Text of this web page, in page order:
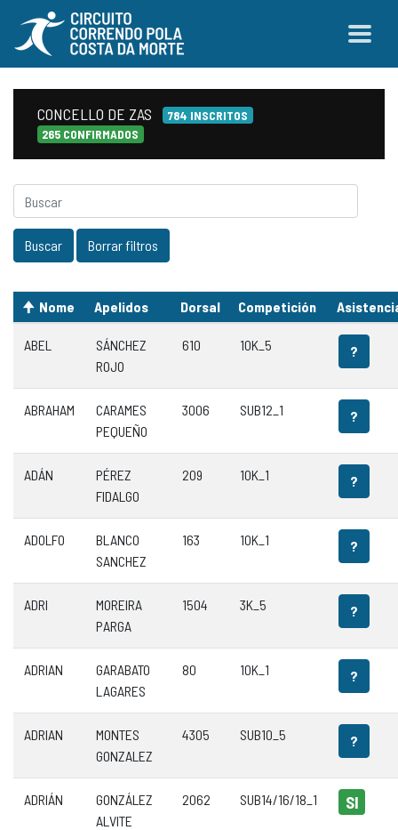
CONCELLO DE ZAS
784 INSCRITOS
265 CONFIRMADOS
Nome Apelidos Dorsal Competición
ABEL
SÁNCHEZ
ROJO
610 10K_5 ?
ABRAHAM
CARAMES
PEQUEÑO
3006 SUB12_1 ?
ADÁN
PÉREZ
FIDALGO
209 10K_1 ?
ADOLFO
BLANCO
SANCHEZ
163 10K_1 ?
ADRI
MOREIRA
PARGA
1504 3K_5 ?
ADRIAN
GARABATO
LAGARES
80 10K_1 ?
ADRIAN
MONTES
GONZALEZ
4305 SUB10_5 ?
ADRIÁN
GONZÁLEZ
ALVITE
2062 SUB14/16/18_1 SI